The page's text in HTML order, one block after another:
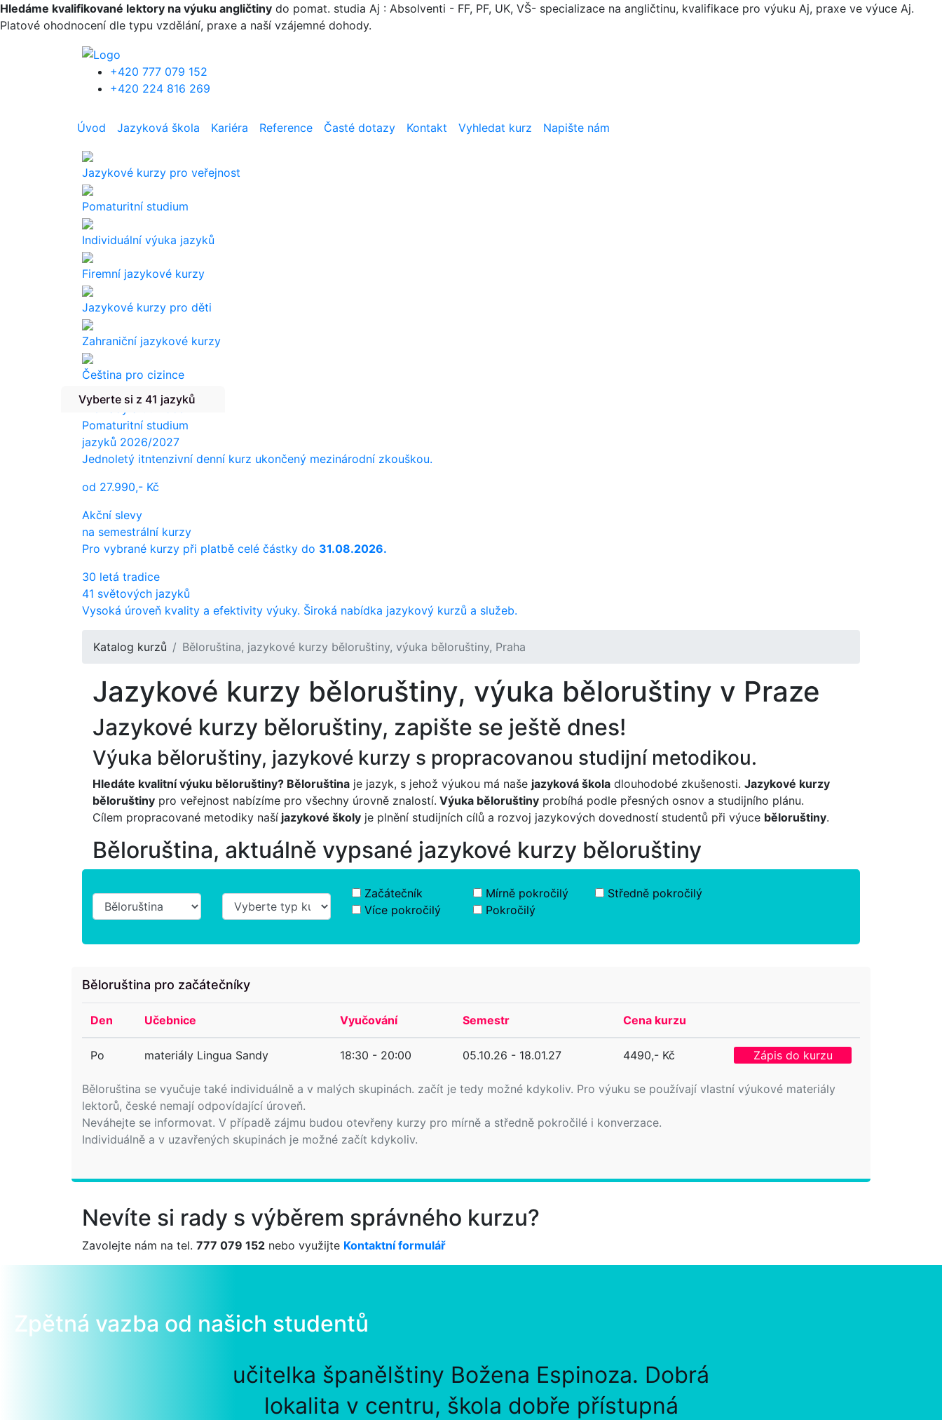
Přejít k hlavnímu obsahu
Hledáme kvalifikované lektory na výuku angličtiny do pomat. studia Aj : Absolventi - FF, PF, UK, VŠ- specializace na angličtinu, kvalifikace pro výuku Aj, praxe ve výuce Aj.
Platové ohodnocení dle typu vzdělání, praxe a naší vzájemné dohody.
+420 777 079 152
+420 224 816 269
Úvod Jazyková škola Kariéra Reference Časté dotazy Kontakt Vyhledat kurz Napište nám
Jazykové kurzy pro veřejnost
Pomaturitní studium
Individuální výuka jazyků
Firemní jazykové kurzy
Jazykové kurzy pro děti
Zahraniční jazykové kurzy
Čeština pro cizince
Překlady a tlumočení
Vyberte si z 41 jazyků
Pomaturitní studium
jazyků 2026/2027
Jednoletý itntenzivní denní kurz ukončený mezinárodní zkouškou.
od 27.990,- Kč
Akční slevy
na semestrální kurzy
Pro vybrané kurzy při platbě celé částky do 31.08.2026.
30 letá tradice
41 světových jazyků
Vysoká úroveň kvality a efektivity výuky. Široká nabídka jazykový kurzů a služeb.
Katalog kurzů Běloruština, jazykové kurzy běloruštiny, výuka běloruštiny, Praha
Jazykové kurzy běloruštiny, výuka běloruštiny v Praze
Jazykové kurzy běloruštiny, zapište se ještě dnes!
Výuka běloruštiny, jazykové kurzy s propracovanou studijní metodikou.
Hledáte kvalitní výuku běloruštiny? Běloruština je jazyk, s jehož výukou má naše jazyková škola dlouhodobé zkušenosti. Jazykové kurzy
běloruštiny pro veřejnost nabízíme pro všechny úrovně znalostí. Výuka běloruštiny probíhá podle přesných osnov a studijního plánu.
Cílem propracované metodiky naší jazykové školy je plnění studijních cílů a rozvoj jazykových dovedností studentů při výuce běloruštiny.
Běloruština, aktuálně vypsané jazykové kurzy běloruštiny
Začátečník Mírně pokročilý
Středně pokročilý
Více pokročilý
Pokročilý
Běloruština pro začátečníky
Běloruština se vyučuje také individuálně a v malých skupinách. začít je tedy možné kdykoliv. Pro výuku se používají vlastní výukové materiály
lektorů, české nemají odpovídající úroveň.
Neváhejte se informovat. V případě zájmu budou otevřeny kurzy pro mírně a středně pokročilé i konverzace.
Individuálně a v uzavřených skupinách je možné začít kdykoliv.
Den Učebnice Vyučování Semestr Cena kurzu
Po materiály Lingua Sandy 18:30 - 20:00 05.10.26 - 18.01.27 4490,- Kč Zápis do kurzu
Nevíte si rady s výběrem správného kurzu?
Zavolejte nám na tel. 777 079 152 nebo využijte Kontaktní formulář
Zpětná vazba od našich studentů
učitelka španělštiny Božena Espinoza. Dobrá
lokalita v centru, škola dobře přístupná